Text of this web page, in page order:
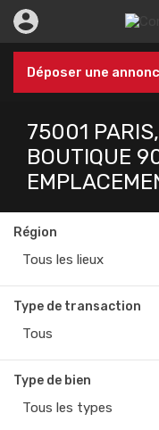
Déposer une
75001
BOUTIQUE
Région
Tous les lieux
Type de transaction
Tous
Type de bien
Tous les types